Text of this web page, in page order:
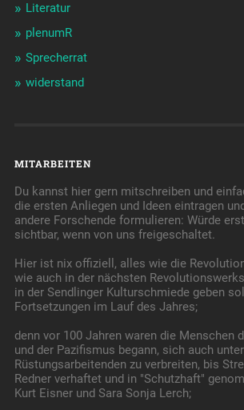
Literatur
plenumR
Sprecherrat
widerstand
MITARBEITEN
Du kannst hier gern mitschreiben und
die ersten Anliegen und Ideen eintragen
andere Forschende formulieren: Würde
sichtbar, wenn von uns freigeschaltet.
Hier ist nix offiziell, alles wie die
wie auch in der nächsten
in der Sendlinger Kulturschmiede geben
Fortsetzungen im Lauf des Jahres;
denn vor 100 Jahren waren die Menschen
und der Pazifismus begann, sich auch
Rüstungsarbeitenden zu verbreiten, bis
Redner verhaftet und in "Schutzhaft"
Kurt Eisner und Sara Sonja Lerch;